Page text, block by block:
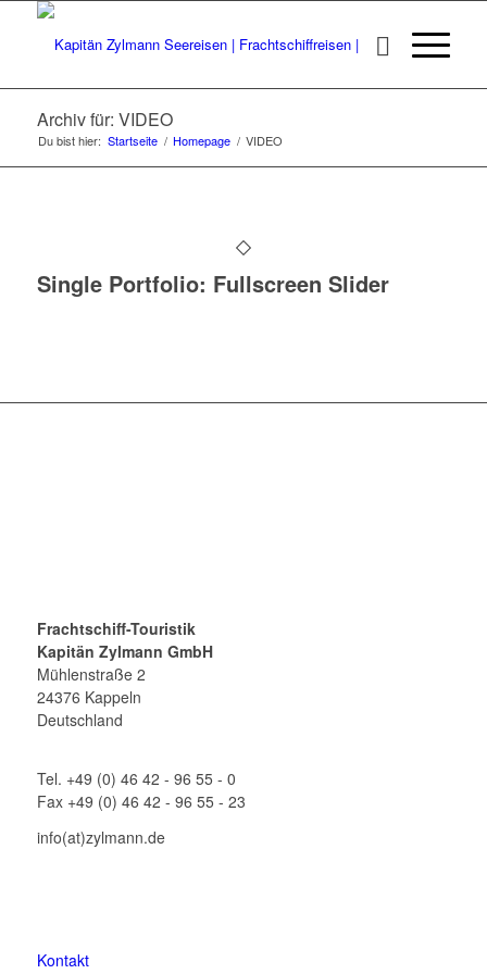
Archiv für: VIDEO
Du bist hier: Startseite / Homepage / VIDEO
Single Portfolio: Fullscreen Slider
Frachtschiff-Touristik
Kapitän Zylmann GmbH
Mühlenstraße 2
24376 Kappeln
Deutschland
Tel. +49 (0) 46 42 - 96 55 - 0
Fax +49 (0) 46 42 - 96 55 - 23
info(at)zylmann.de
Kontakt